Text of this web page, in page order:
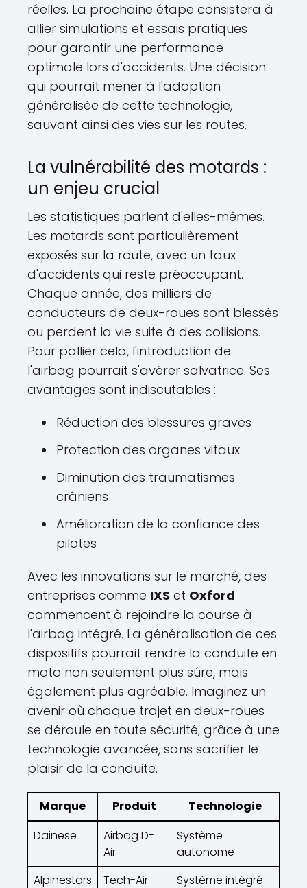
réelles. La prochaine étape consistera à
allier simulations et essais pratiques
pour garantir une performance
optimale lors d'accidents. Une décision
qui pourrait mener à l'adoption
généralisée de cette technologie,
sauvant ainsi des vies sur les routes.
La vulnérabilité des motards :
un enjeu crucial
Les statistiques parlent d'elles-mêmes.
Les motards sont particulièrement
exposés sur la route, avec un taux
d'accidents qui reste préoccupant.
Chaque année, des milliers de
conducteurs de deux-roues sont blessés
ou perdent la vie suite à des collisions.
Pour pallier cela, l'introduction de
l'airbag pourrait s'avérer salvatrice. Ses
avantages sont indiscutables :
Réduction des blessures graves
Protection des organes vitaux
Diminution des traumatismes
crâniens
Amélioration de la confiance des
pilotes
Avec les innovations sur le marché, des
entreprises comme IXS et Oxford
commencent à rejoindre la course à
l'airbag intégré. La généralisation de ces
dispositifs pourrait rendre la conduite en
moto non seulement plus sûre, mais
également plus agréable. Imaginez un
avenir où chaque trajet en deux-roues
se déroule en toute sécurité, grâce à une
technologie avancée, sans sacrifier le
plaisir de la conduite.
Marque Produit
Technologie
Dainese
Airbag D-
Air
Système
autonome
Alpinestars
Tech-Air Système intégré